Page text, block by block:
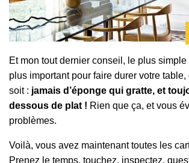
Et mon tout dernier conseil, le plus
plus important pour faire durer votre table,
soit : jamais d’éponge qui gratte, et
dessous de plat ! Rien que ça, et vous
problèmes.
Voilà, vous avez maintenant toutes les
Prenez le temps, touchez, inspectez,